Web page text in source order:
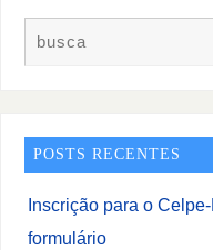
POSTS RECENTES
Inscrição para o
formulário